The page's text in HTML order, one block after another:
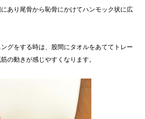
あり尾骨から恥骨にかけてハンモック状に広
グをする時は、股間にタオルをあててトレー
の動きが感じやすくなります。